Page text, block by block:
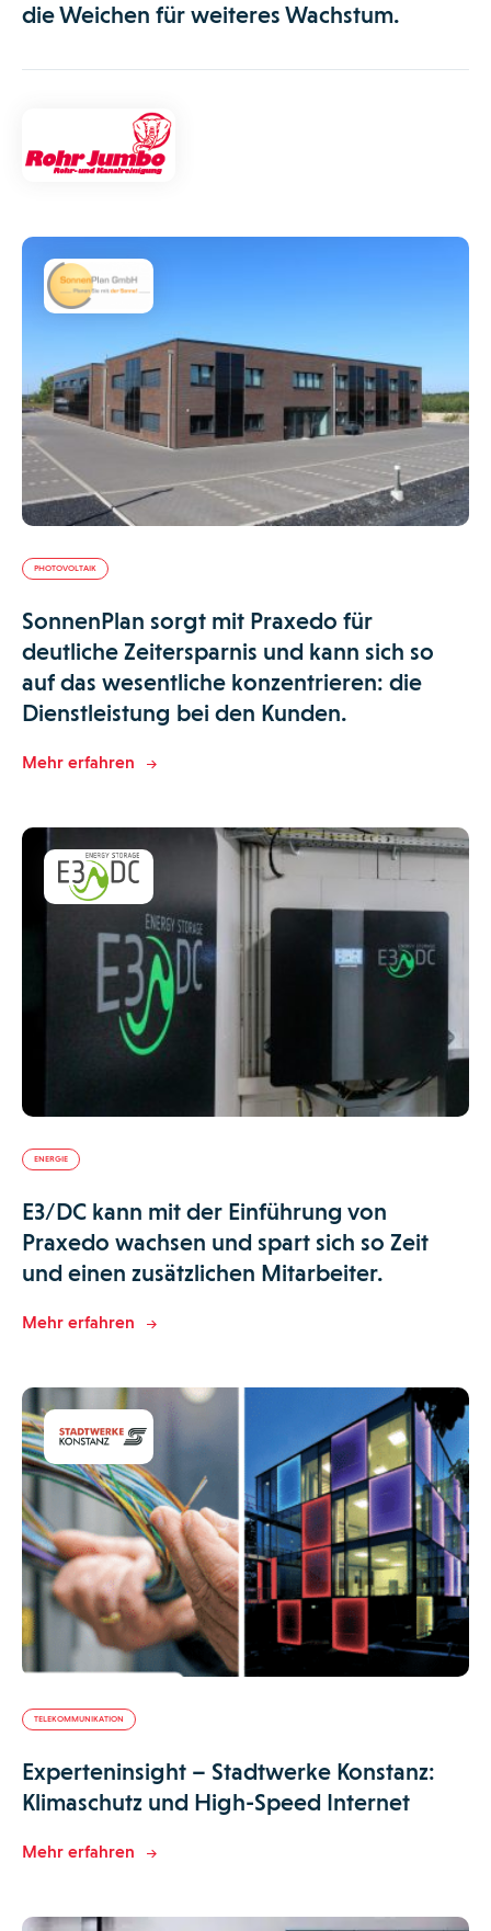
die Weichen für weiteres Wachstum.
PHOTOVOLTAIK
SonnenPlan sorgt mit Praxedo für
deutliche Zeitersparnis und kann sich so
auf das wesentliche konzentrieren: die
Dienstleistung bei den Kunden.
Mehr erfahren
ENERGIE
E3/DC kann mit der Einführung von
Praxedo wachsen und spart sich so Zeit
und einen zusätzlichen Mitarbeiter.
Mehr erfahren
TELEKOMMUNIKATION
Experteninsight – Stadtwerke Konstanz:
Klimaschutz und High-Speed Internet
Mehr erfahren